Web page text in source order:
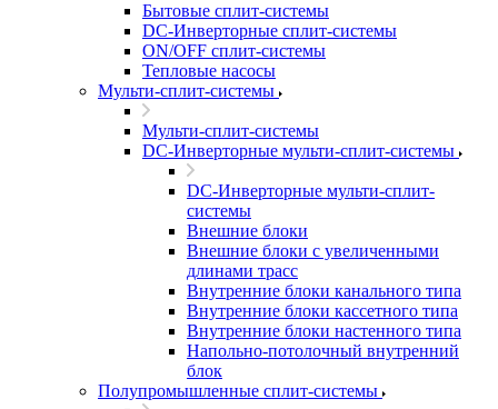
Бытовые сплит-системы
DC-Инверторные сплит-системы
ON/OFF сплит-системы
Тепловые насосы
Мульти-сплит-системы
Мульти-сплит-системы
DC-Инверторные мульти-сплит-системы
DC-Инверторные мульти-сплит-
системы
Внешние блоки
Внешние блоки с увеличенными
длинами трасс
Внутренние блоки канального типа
Внутренние блоки кассетного типа
Внутренние блоки настенного типа
Напольно-потолочный внутренний
блок
Полупромышленные сплит-системы